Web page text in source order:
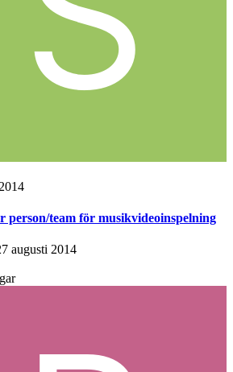
person/team för musikvideoinspelning
augusti 2014